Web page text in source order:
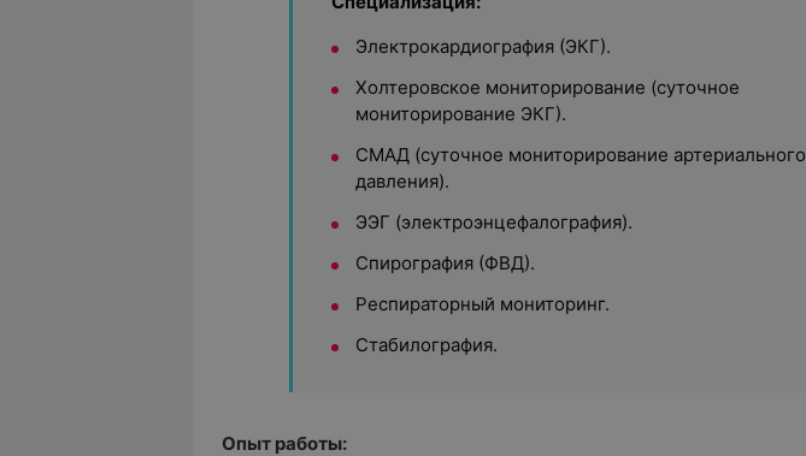
Электрокардиография (ЭКГ).
Холтеровское мониторирование (суточное
мониторирование ЭКГ).
СМАД (суточное мониторирование артериального
давления).
ЭЭГ (электроэнцефалография).
Спирография (ФВД).
Респираторный мониторинг.
Стабилография.
Опыт работы: